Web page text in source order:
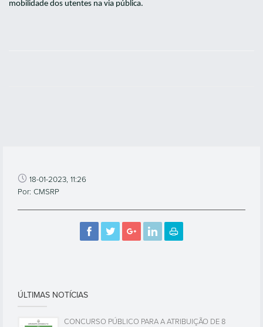
mobilidade dos utentes na via pública.
18-01-2023, 11:26
Por: CMSRP
ÚLTIMAS NOTÍCIAS
CONCURSO PÚBLICO PARA A ATRIBUIÇÃO DE 8